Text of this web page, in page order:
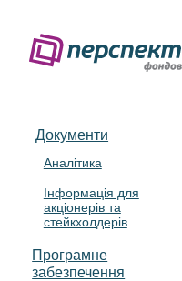
Документи
Аналітика
Інформація для
акціонерів та
стейкхолдерів
Програмне
забезпечення